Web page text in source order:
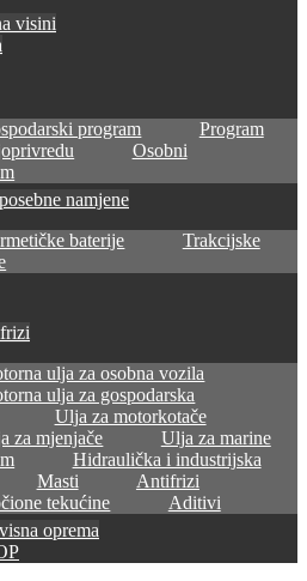
visini
program
Program
Osobni
namjene
baterije
Trakcijske
ulja za osobna vozila
ulja za gospodarska
Ulja za motorkotače
za mjenjače
Ulja za marine
Hidraulička i industrijska
Masti
Antifrizi
tekućine
Aditivi
oprema